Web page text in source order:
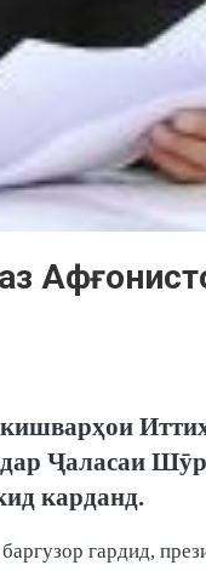
Ҷаласаи
карданд.
гардид,